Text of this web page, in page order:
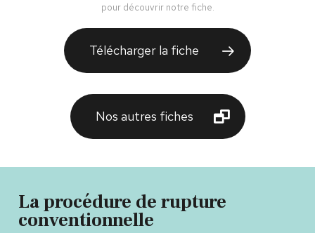
pour découvrir notre fiche.
Télécharger la fiche
Nos autres fiches
La procédure de rupture
conventionnelle